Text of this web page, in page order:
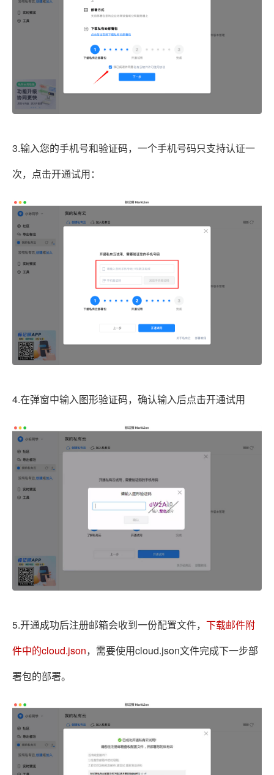
3.输入您的手机号和验证码，一个手机号码只支持认证一
次，点击开通试用：
4.在弹窗中输入图形验证码，确认输入后点击开通试用
5.开通成功后注册邮箱会收到一份配置文件， 下载邮件附
件中的cloud.json，需要使用cloud.json文件完成下一步部
署包的部署。